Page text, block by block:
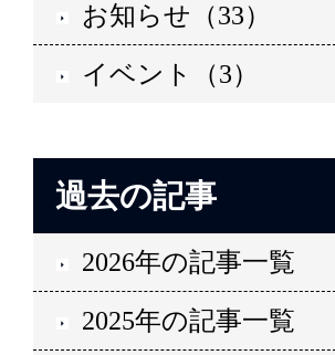
お知らせ（33）
イベント（3）
過去の記事
2026年の記事一覧
2025年の記事一覧